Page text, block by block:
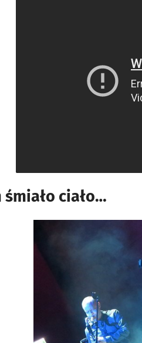
ciało…